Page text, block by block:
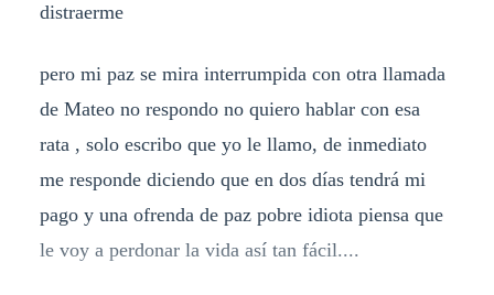
distraerme
pero mi paz se mira interrumpida con otra llamada
de Mateo no respondo no quiero hablar con esa
rata , solo escribo que yo le llamo, de inmediato
me responde diciendo que en dos días tendrá mi
pago y una ofrenda de paz pobre idiota piensa que
le voy a perdonar la vida así tan fácil....